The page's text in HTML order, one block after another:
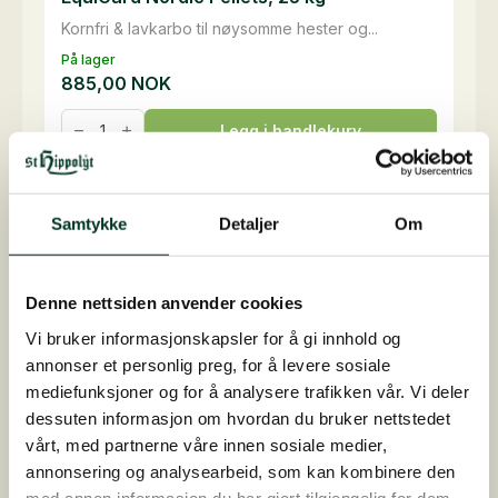
Samtykke Detaljer Om
Denne nettsiden anvender cookies
Vi bruker informasjonskapsler for å gi innhold og
annonser et personlig preg, for å levere sosiale
mediefunksjoner og for å analysere trafikken vår. Vi deler
dessuten informasjon om hvordan du bruker nettstedet
vårt, med partnerne våre innen sosiale medier,
annonsering og analysearbeid, som kan kombinere den
På lager
Kornfri & lavkarbo til nøysomme hester og...
885,00 NOK
EquiGard
Nordic
Pellets,
25
Legg i handlekurv
Tilskudd til lav sukker og
stivelse